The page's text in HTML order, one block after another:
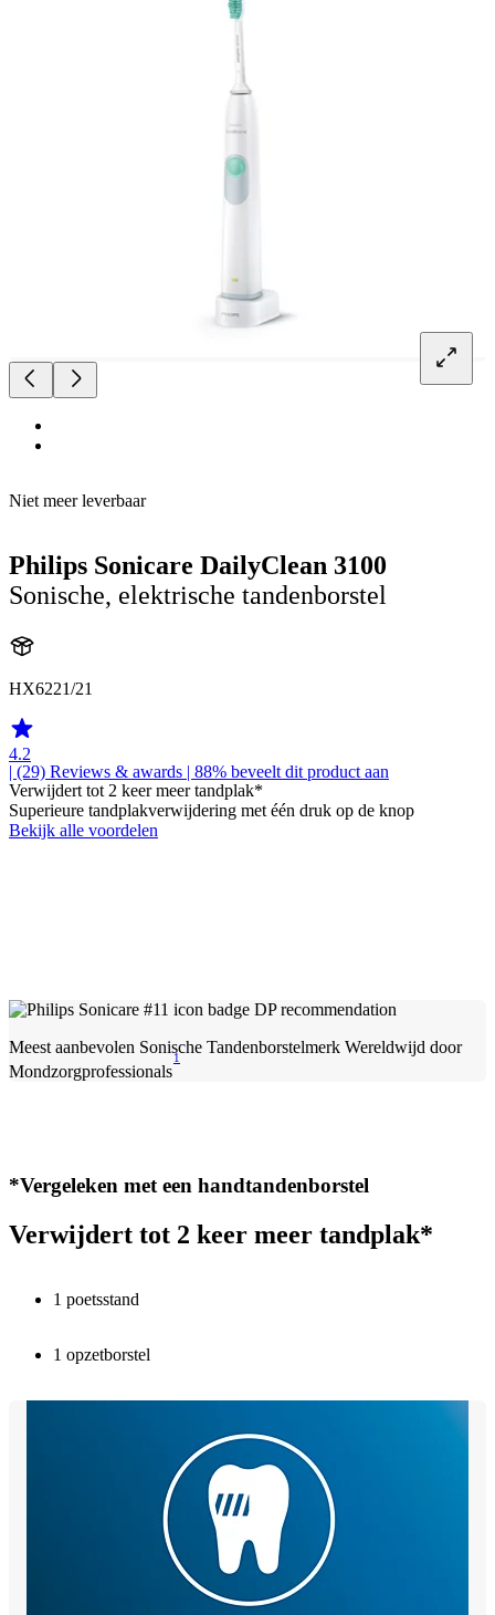
Niet meer leverbaar
Philips Sonicare DailyClean 3100
Sonische, elektrische tandenborstel
HX6221/21
4.2
| (29) Reviews & awards | 88% beveelt dit product aan
Verwijdert tot 2 keer meer tandplak*
Superieure tandplakverwijdering met één druk op de knop
Bekijk alle voordelen
Meest aanbevolen Sonische Tandenborstelmerk Wereldwijd door
Mondzorgprofessionals
1
*Vergeleken met een handtandenborstel
Verwijdert tot 2 keer meer tandplak*
1 poetsstand
1 opzetborstel